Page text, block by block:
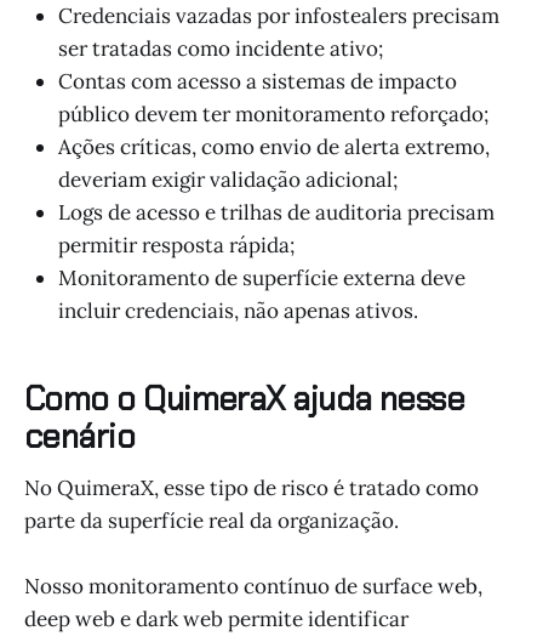
Credenciais vazadas por infostealers precisam
ser tratadas como incidente ativo;
Contas com acesso a sistemas de impacto
público devem ter monitoramento reforçado;
Ações críticas, como envio de alerta extremo,
deveriam exigir validação adicional;
Logs de acesso e trilhas de auditoria precisam
permitir resposta rápida;
Monitoramento de superfície externa deve
incluir credenciais, não apenas ativos.
Como o QuimeraX ajuda nesse
cenário
No QuimeraX, esse tipo de risco é tratado como
parte da superfície real da organização.
Nosso monitoramento contínuo de surface web,
deep web e dark web permite identificar